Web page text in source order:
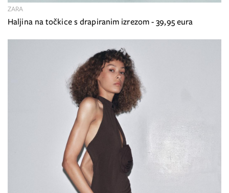
Haljina na točkice s drapiranim izrezom - 39,95 eura
ZARA